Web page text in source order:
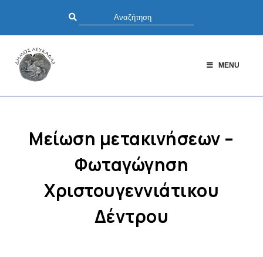
MENU
Μείωση μετακινήσεων –
Φωταγώγηση
Χριστουγεννιάτικου
Δέντρου